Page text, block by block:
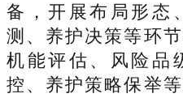
备，开展布局形态
测、养护决策等环
机能评估、风险品
控、养护策略保举